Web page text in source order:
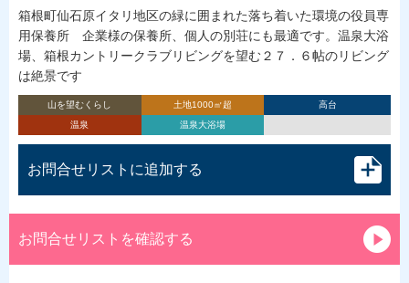
箱根町仙石原イタリ地区の緑に囲まれた落ち着いた環境の役員専
用保養所 企業様の保養所、個人の別荘にも最適です。温泉大浴
場、箱根カントリークラブリビングを望む２７．６帖のリビング
は絶景です
山を望むくらし 土地1000㎡超
高台
温泉
温泉大浴場
お問合せリストに追加する
お問合せリストを確認する